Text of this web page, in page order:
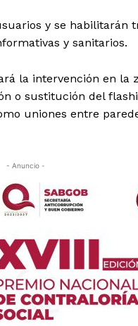
y se habilitarán
y sanitarios.
la intervención en la
o sustitución del
uniones entre
- Anuncio -